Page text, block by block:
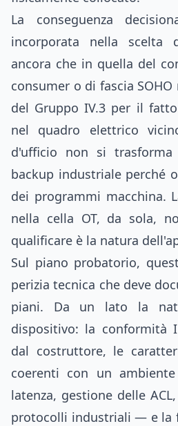
La conseguenza
incorporata nella scelta
ancora che in quella del
consumer o di fascia
del Gruppo IV.3 per il
nel quadro elettrico
d'ufficio non si
backup industriale perché
dei programmi macchina.
nella cella OT, da sola,
qualificare è la natura
Sul piano probatorio,
perizia tecnica che deve
piani. Da un lato la
dispositivo: la conformità
dal costruttore, le
coerenti con un
latenza, gestione delle
protocolli industriali — e la